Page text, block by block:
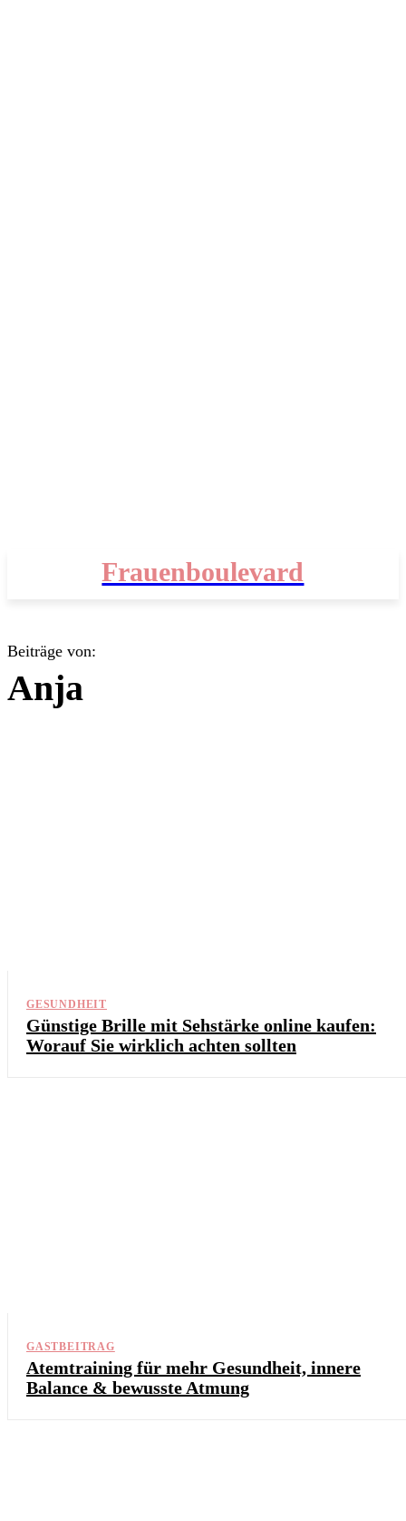
Frauenboulevard
Beiträge von:
Anja
GESUNDHEIT
Günstige Brille mit Sehstärke online kaufen:
Worauf Sie wirklich achten sollten
GASTBEITRAG
Atemtraining für mehr Gesundheit, innere
Balance & bewusste Atmung